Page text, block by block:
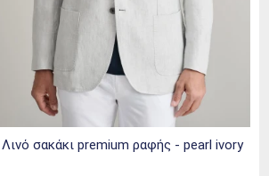
λινό σακάκι premium ραφής - pearl ivory